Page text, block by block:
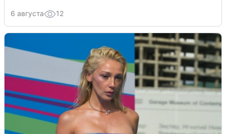
6 августа 12